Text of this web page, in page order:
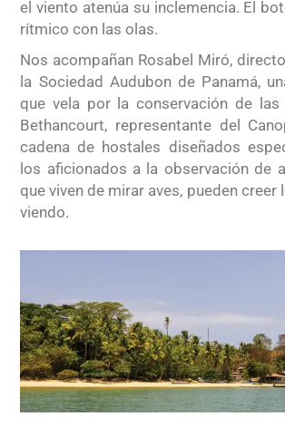
el viento atenúa su inclemencia. El
rítmico con las olas.
Nos acompañan Rosabel Miró,
la Sociedad Audubon de Panamá,
que vela por la conservación de las
Bethancourt, representante del
cadena de hostales diseñados
los aficionados a la observación de
que viven de mirar aves, pueden creer
viendo.